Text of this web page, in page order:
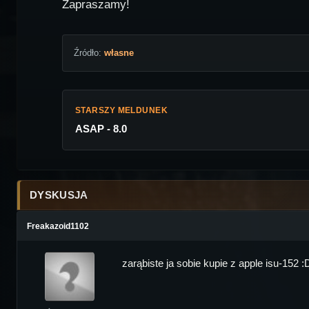
Zapraszamy!
Źródło: własne
STARSZY MELDUNEK
ASAP - 8.0
DYSKUSJA
Freakazoid1102
zarąbiste ja sobie kupie z apple isu-152